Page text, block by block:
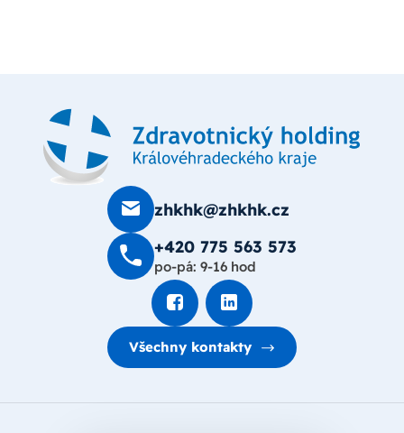
zhkhk@zhkhk.cz
+420 775 563 573
po-pá: 9-16 hod
Všechny kontakty